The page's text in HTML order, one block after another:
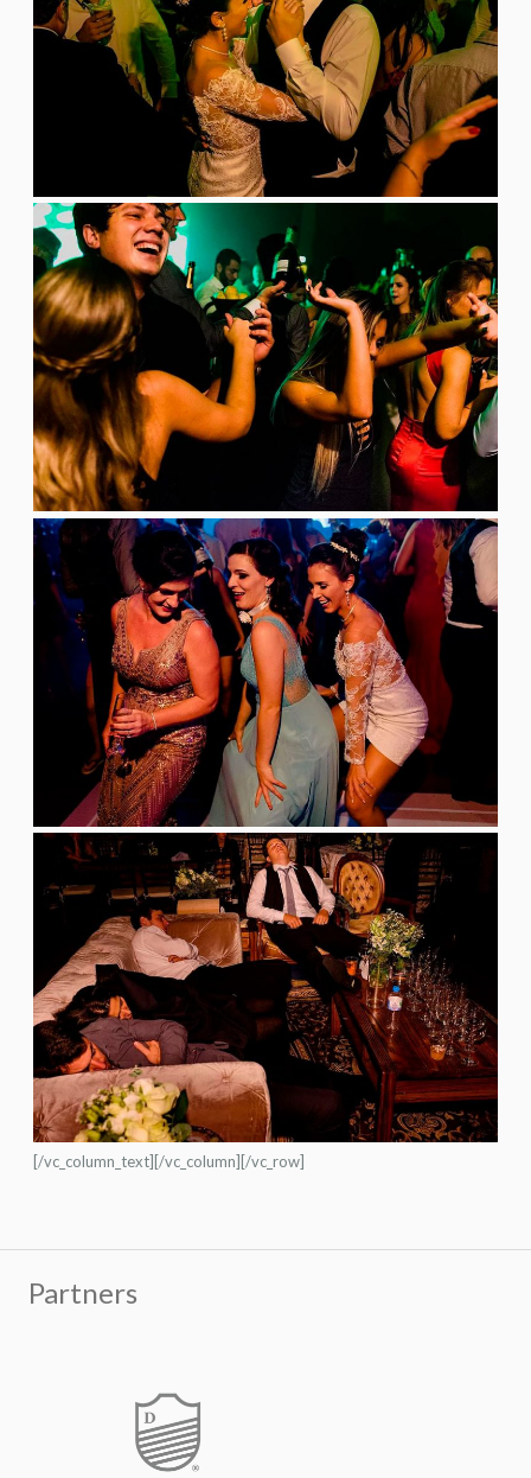
[/vc_column_text][/vc_column][/vc_row]